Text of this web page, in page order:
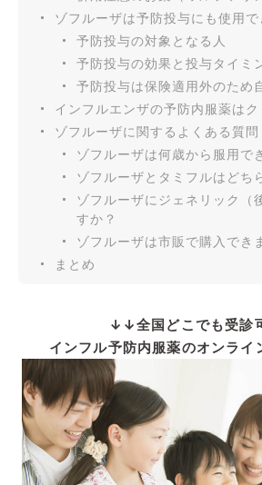
ゾフルーザは予防投与にも使用で
予防投与の対象となる人
予防投与の効果と投与タイミ
予防投与は保険適用外のため
インフルエンザの予防内服薬は
ゾフルーザに関するよくある質問
ゾフルーザは何歳から服用で
ゾフルーザとタミフルはどち
ゾフルーザにジェネリック（
すか？
ゾフルーザは市販で購入でき
まとめ
↓↓全国どこでも受診
インフル予防内服薬のオンライ